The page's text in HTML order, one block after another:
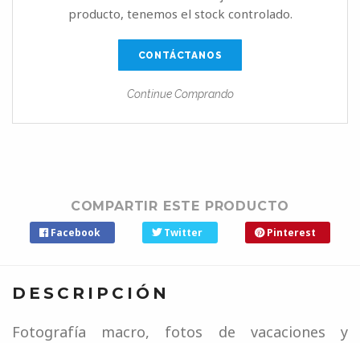
producto, tenemos el stock controlado.
CONTÁCTANOS
Continue Comprando
COMPARTIR ESTE PRODUCTO
Facebook Twitter Pinterest
DESCRIPCIÓN
Fotografía macro, fotos de vacaciones y